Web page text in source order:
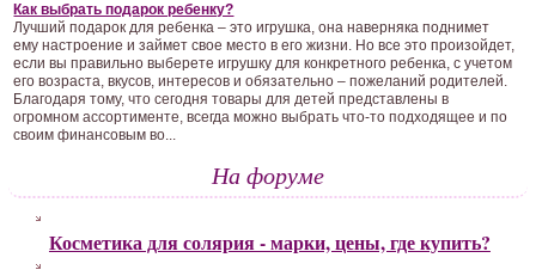
Как выбрать подарок ребенку?
Лучший подарок для ребенка – это игрушка, она наверняка поднимет
ему настроение и займет свое место в его жизни. Но все это произойдет,
если вы правильно выберете игрушку для конкретного ребенка, с учетом
его возраста, вкусов, интересов и обязательно – пожеланий родителей.
Благодаря тому, что сегодня товары для детей представлены в
огромном ассортименте, всегда можно выбрать что-то подходящее и по
своим финансовым во...
На форуме
Косметика для солярия - марки, цены, где купить?